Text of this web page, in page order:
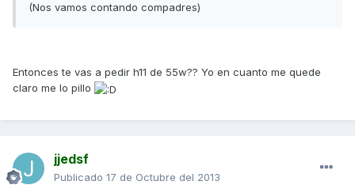
(Nos vamos contando compadres)
Entonces te vas a pedir h11 de 55w?? Yo en cuanto me quede
claro me lo pillo
jjedsf
Publicado 17 de Octubre del 2013